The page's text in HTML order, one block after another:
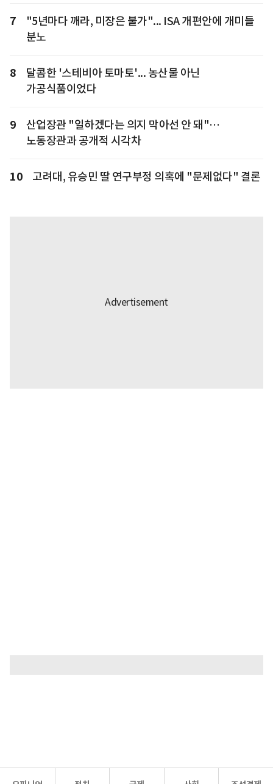
7
"5년마다 깨라, 미장은 불가"... ISA 개편안에 개미들
분노
8
달콤한 '스테비아 토마토'... 농산물 아닌
가공식품이었다
9
산업장관 "일하겠다는 의지 막아선 안 돼"…
노동장관과 공개적 시각차
10 고려대, 유승민 딸 연구부정 의혹에 "문제없다" 결론